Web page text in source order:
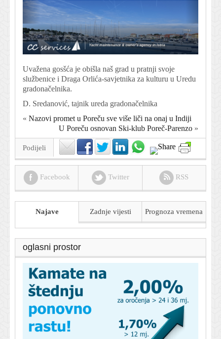
Uvažena gosšća je obišla naš grad u pratnji svoje
službenice i Draga Orlića-savjetnika za kulturu u Uredu
gradonačelnika.
D. Sredanović, tajnik ureda gradonačelnika
« Nazovi promet u Poreču sve više liči na onaj u Indiji
U Poreču osnovan Ski-klub Poreč-Parenzo »
Podijeli
Facebook Twitter RSS
Najave Zadnje vijesti Prognoza vremena
oglasni prostor